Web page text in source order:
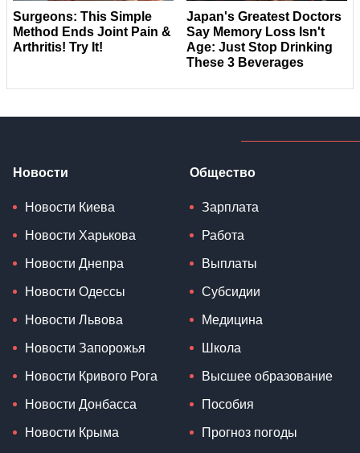
Новости
Новости Киева
Новости Харькова
Новости Днепра
Новости Одессы
Новости Львова
Новости Запорожья
Новости Кривого Рога
Новости Донбасса
Новости Крыма
Общество
Зарплата
Работа
Выплаты
Субсидии
Медицина
Школа
Высшее образование
Пособия
Прогноз погоды